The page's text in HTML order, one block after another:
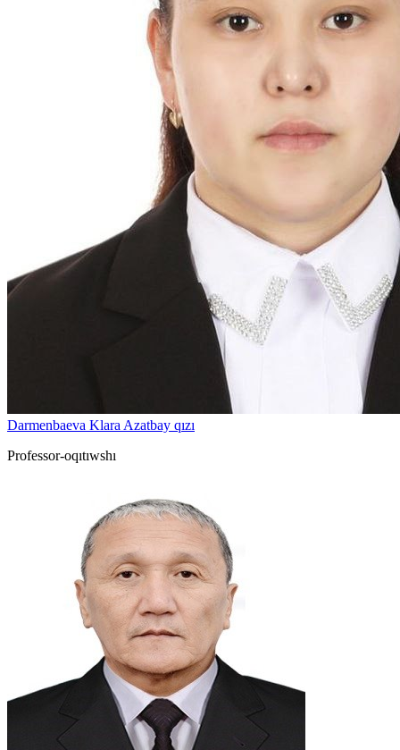
Darmenbaeva Klara Azatbay qızı
Professor-oqıtıwshı